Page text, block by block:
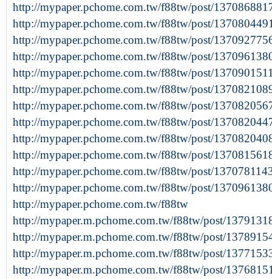
http://mypaper.pchome.com.tw/f88tw/post/
http://mypaper.pchome.com.tw/f88tw/post/
http://mypaper.pchome.com.tw/f88tw/post/
http://mypaper.pchome.com.tw/f88tw/post/
http://mypaper.pchome.com.tw/f88tw/post/
http://mypaper.pchome.com.tw/f88tw/post/
http://mypaper.pchome.com.tw/f88tw/post/
http://mypaper.pchome.com.tw/f88tw/post/
http://mypaper.pchome.com.tw/f88tw/post/
http://mypaper.pchome.com.tw/f88tw/post/
http://mypaper.pchome.com.tw/f88tw/post/
http://mypaper.pchome.com.tw/f88tw/post/
http://mypaper.pchome.com.tw/f88tw
http://mypaper.m.pchome.com.tw/f88tw/post/
http://mypaper.m.pchome.com.tw/f88tw/post/
http://mypaper.m.pchome.com.tw/f88tw/post/
http://mypaper.m.pchome.com.tw/f88tw/post/